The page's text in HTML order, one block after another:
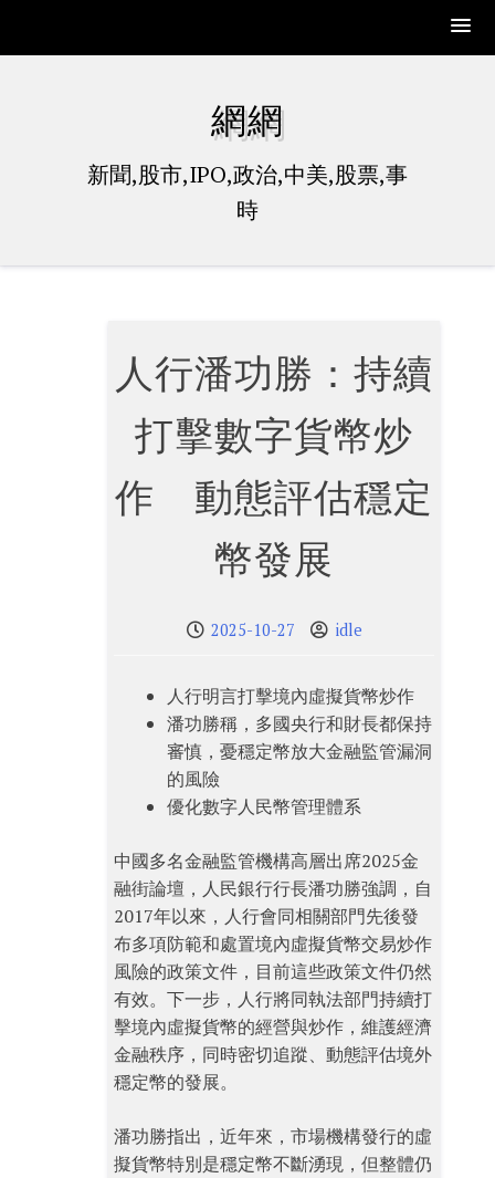
網網
新聞,股市,IPO,政治,中美,股票,事
時
人行潘功勝：持續
打擊數字貨幣炒
作 動態評估穩定
幣發展
2025-10-27 idle
人行明言打擊境內虛擬貨幣炒作
潘功勝稱，多國央行和財長都保持
審慎，憂穩定幣放大金融監管漏洞
的風險
優化數字人民幣管理體系
中國多名金融監管機構高層出席2025金
融街論壇，人民銀行行長潘功勝強調，自
2017年以來，人行會同相關部門先後發
布多項防範和處置境內虛擬貨幣交易炒作
風險的政策文件，目前這些政策文件仍然
有效。下一步，人行將同執法部門持續打
擊境內虛擬貨幣的經營與炒作，維護經濟
金融秩序，同時密切追蹤、動態評估境外
穩定幣的發展。
潘功勝指出，近年來，市場機構發行的虛
擬貨幣特別是穩定幣不斷湧現，但整體仍